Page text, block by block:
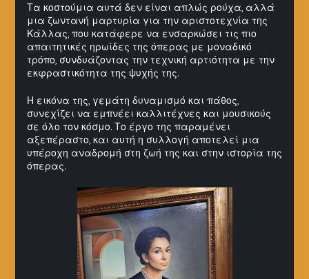
Τα κοστούμια αυτά δεν είναι απλώς ρούχα, αλλά
μια ζωντανή μαρτυρία για την αριστοτεχνία της
Κάλλας, που κατάφερε να ενσαρκώσει τις πιο
απαιτητικές ηρωίδες της όπερας με μοναδικό
τρόπο, συνδυάζοντας την τεχνική αρτιότητα με την
εκφραστικότητα της ψυχής της.
Η εικόνα της, γεμάτη δυναμισμό και πάθος,
συνεχίζει να εμπνέει καλλιτέχνες και μουσικούς
σε όλο τον κόσμο. Το έργο της παραμένει
αξεπέραστο, και αυτή η συλλογή αποτελεί μια
υπέροχη αναδρομή στη ζωή της και στην ιστορία της
όπερας.